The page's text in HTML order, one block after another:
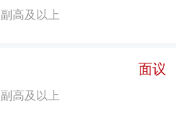
副高及以上
面议
副高及以上